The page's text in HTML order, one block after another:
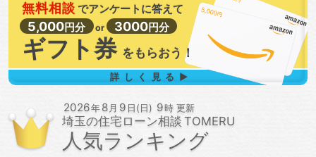
無料相談 でアンケートに答えて
5,000円分 or 3000円分
ギフト券 を もらおう！
詳しく見る▶
2026年8 月 9 日(日) 9時 更新
埼玉の住宅ローン相談
人気ランキング